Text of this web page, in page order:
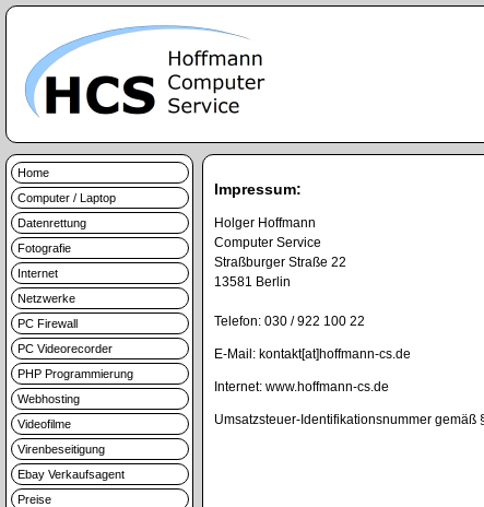
Home
Computer / Laptop
Datenrettung
Fotografie
Internet
Netzwerke
PC Firewall
PC Videorecorder
PHP Programmierung
Webhosting
Videofilme
Virenbeseitigung
Ebay Verkaufsagent
Preise
Impressum:
Holger Hoffmann
Computer Service
Straßburger Straße 22
13581 Berlin
Telefon: 030 / 922 100 22
E-Mail: kontakt[at]hoffmann-cs.de
Internet: www.hoffmann-cs.de
Umsatzsteuer-Identifikationsnummer